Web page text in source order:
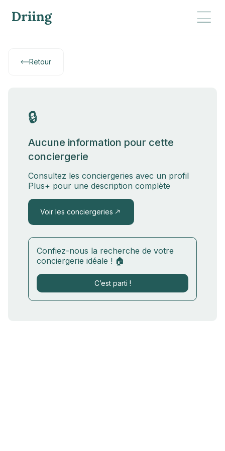
Retour
🔒
Aucune information pour cette
conciergerie
Consultez les conciergeries avec un profil
Plus+ pour une description complète
Voir les conciergeries
Confiez-nous la recherche de votre
conciergerie idéale ! 🏠
C’est parti !